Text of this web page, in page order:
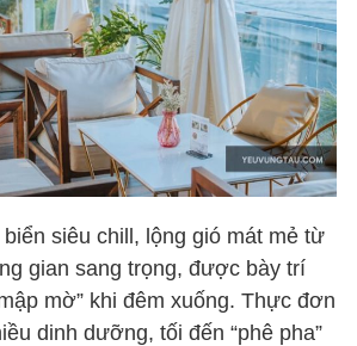
siêu chill, lộng gió mát mẻ từ
gian sang trọng, được bày trí
mờ” khi đêm xuống. Thực đơn
dinh dưỡng, tối đến “phê pha”